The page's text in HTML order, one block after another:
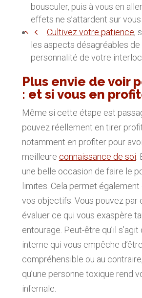
bousculer, puis à vous en
effets ne s’attardent sur vous
Cultivez votre patience,
les aspects désagréables de
personnalité de votre
Plus envie de voir
: et si vous en
Même si cette étape est
pouvez réellement en tirer
notamment en profiter pour
meilleure connaissance de soi.
une belle occasion de faire le
limites. Cela permet
vos objectifs. Vous pouvez par
évaluer ce qui vous exaspère
entourage. Peut-être qu’il s’agit
interne qui vous empêche
compréhensible ou au
qu’une personne toxique rend
infernale.